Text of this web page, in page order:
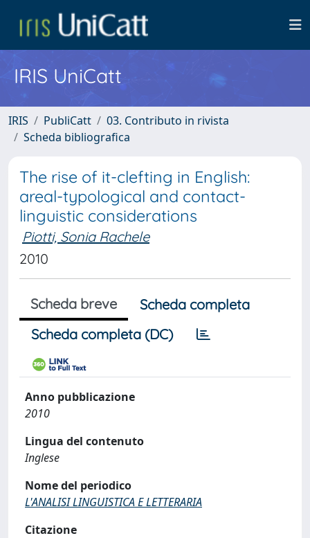
IRIS UniCatt
IRIS PubliCatt
03. Contributo in rivista
Scheda bibliografica
The rise of it-clefting in English:
areal-typological and contact-
linguistic considerations
Piotti, Sonia Rachele
2010
Scheda breve
Scheda completa
Scheda completa (DC)
Anno pubblicazione
2010
Lingua del contenuto
Inglese
Nome del periodico
L'ANALISI LINGUISTICA E LETTERARIA
Citazione